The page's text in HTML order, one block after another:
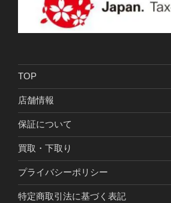
TOP
店舗情報
保証について
買取・下取り
プライバシーポリシー
特定商取引法に基づく表記